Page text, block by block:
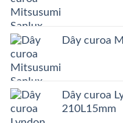
Dây curoa
Dây curoa
210L15mm